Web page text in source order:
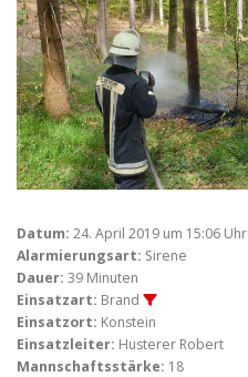
Datum: 24. April 2019 um 15:06 Uhr
Alarmierungsart: Sirene
Dauer: 39 Minuten
Einsatzart: Brand
Einsatzort: Konstein
Einsatzleiter: Husterer Robert
Mannschaftsstärke: 18